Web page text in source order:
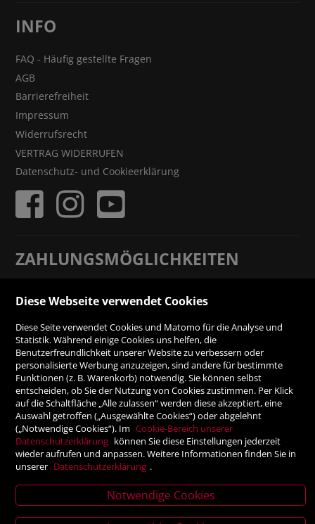
News
INFO
FAQ - Häufig gestellte Fragen
AGB
Barrierefreiheit
Impressum
Widerrufsrecht
VERTRAG WIDERRUFEN
Datenschutz- und Cookieerklärung
ZAHLUNGSMÖGLICHKEITEN
Rechnung
Vorauskasse
SICHER ONLINE SHOPPEN!
Verlagsanstalt Tyrolia Gesellschaft m. b. H | Exlgasse 20,
Diese Webseite verwendet Cookies
Diese Seite verwendet Cookies und Matomo für die Analyse und
Statistik. Während einige Cookies uns helfen, die
Benutzerfreundlichkeit unserer Website zu verbessern oder
personalisierte Werbung anzuzeigen, sind andere für bestimmte
Funktionen (z. B. Warenkorb) notwendig. Sie können selbst
entscheiden, ob Sie der Nutzung von Cookies zustimmen. Per Klick
auf die Schaltfläche „Alle zulassen“ werden diese akzeptiert, eine
Auswahl getroffen („Ausgewählte Cookies“) oder abgelehnt
(„Notwendige Cookies“). Im Cookie-Bereich unserer
Datenschutzerklärung können Sie diese Einstellungen jederzeit
wieder aufrufen und anpassen. Weitere Informationen finden Sie in
unserer Datenschutzerklärung .
Notwendige Cookies